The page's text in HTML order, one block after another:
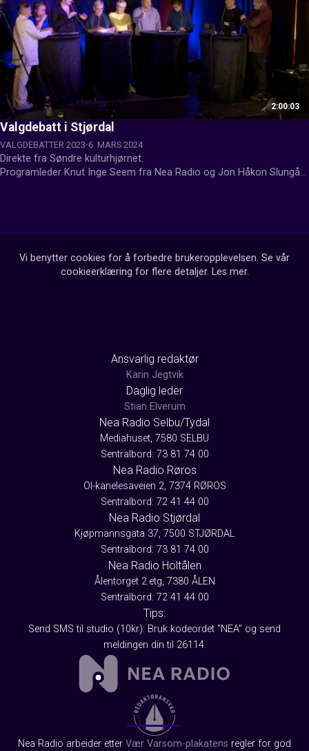
2:00:03
Valgdebatt i Stjørdal
VALGDEBATTER 2023 6. MARS 2024
Direkte fra Søndre kulturhjørnet.
Programleder Knut Inge Seem fra Nea Radio og Jon Håkon Slungård
Vi benytter cookies for å forbedre brukeropplevelsen. Se vår
cookieerklæring for flere detaljer. Les mer.
Ansvarlig redaktør
Karin Jegtvik
Daglig leder
Stian Elverum
Nea Radio Selbu/Tydal
Mediahuset, 7580 SELBU
Sentralbord: 73 81 74 00
Nea Radio Røros
Ol-kanelesaveien 2, 7374 RØROS
Sentralbord: 72 41 44 00
Nea Radio Stjørdal
Kjøpmannsgata 37, 7500 STJØRDAL
Sentralbord: 73 81 74 00
Nea Radio Holtålen
Ålentorget 2.etg, 7380 ÅLEN
Sentralbord: 72 41 44 00
Tips:
Send SMS til studio (10kr): Bruk kodeordet "NEA" og send
meldingen din til 26114.
Nea Radio arbeider etter Vær Varsom-plakatens regler for god